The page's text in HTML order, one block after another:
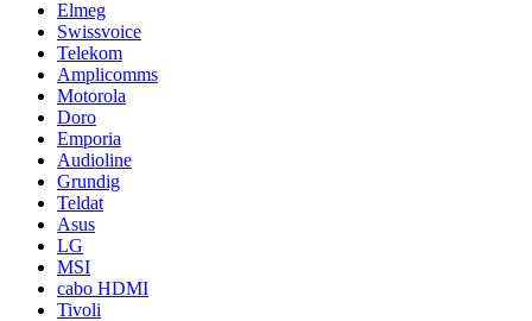
Elmeg
Swissvoice
Telekom
Amplicomms
Motorola
Doro
Emporia
Audioline
Grundig
Teldat
Asus
LG
MSI
cabo HDMI
Tivoli